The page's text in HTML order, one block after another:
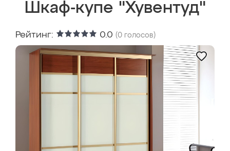
Шкаф-купе "Хувентуд"
Рейтинг: 0.0 (0 голосов)